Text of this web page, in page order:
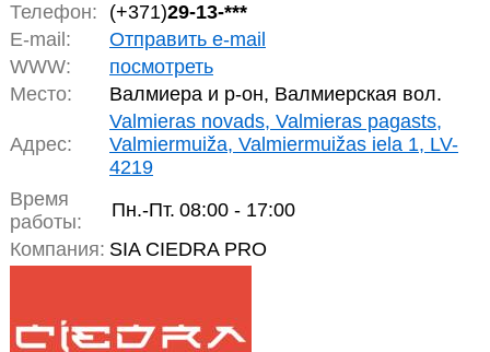
Телефон:
(+371)29-13-***
E-mail:
Отправить e-mail
WWW:
посмотреть
Место:
Валмиера и р-он, Валмиерская вол.
Адрес:
Valmieras novads, Valmieras pagasts,
Valmiermuiža, Valmiermuižas iela 1, LV-
4219
Время
работы:
Пн.-Пт. 08:00 - 17:00
Компания: SIA CIEDRA PRO